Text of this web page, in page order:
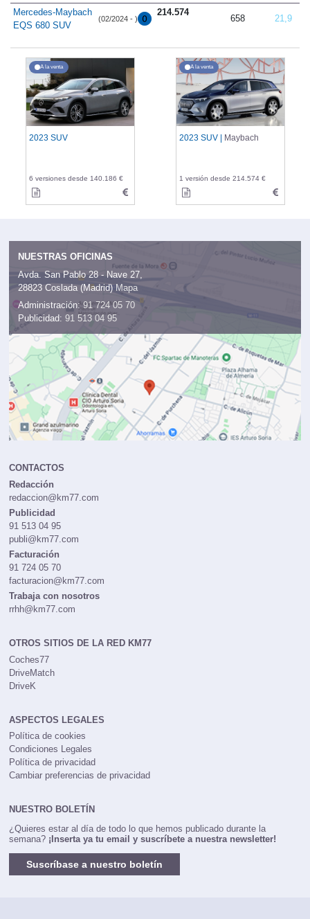
Mercedes-Maybach
EQS 680 SUV
(02/2024 - )
214.574
658 21,9
A la venta
2023 SUV
6 versiones desde 140.186 €
A la venta
2023 SUV | Maybach
1 versión desde 214.574 €
NUESTRAS OFICINAS
Avda. San Pablo 28 - Nave 27,
28823 Coslada (Madrid) Mapa
Administración: 91 724 05 70
Publicidad: 91 513 04 95
CONTACTOS
Redacción
redaccion@km77.com
Publicidad
91 513 04 95
publi@km77.com
Facturación
91 724 05 70
facturacion@km77.com
Trabaja con nosotros
rrhh@km77.com
OTROS SITIOS DE LA RED KM77
Coches77
DriveMatch
DriveK
ASPECTOS LEGALES
Política de cookies
Condiciones Legales
Política de privacidad
Cambiar preferencias de privacidad
NUESTRO BOLETÍN
¿Quieres estar al día de todo lo que hemos publicado durante la
semana? ¡Inserta ya tu email y suscríbete a nuestra newsletter!
Suscríbase a nuestro boletín